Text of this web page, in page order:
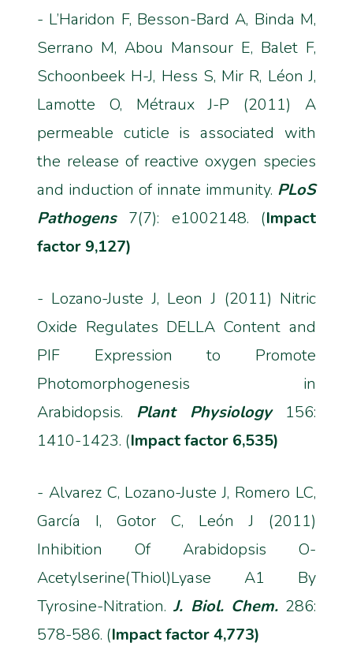
- L’Haridon F, Besson-Bard A, Binda M,
Serrano M, Abou Mansour E, Balet F,
Schoonbeek H-J, Hess S, Mir R, Léon J,
Lamotte O, Métraux J-P (2011) A
permeable cuticle is associated with
the release of reactive oxygen species
and induction of innate immunity. PLoS
Pathogens7(7): e1002148. (Impact
factor 9,127)
- Lozano-Juste J, Leon J (2011) Nitric
Oxide Regulates DELLA Content and
PIF Expression to Promote
Photomorphogenesis in
Arabidopsis. Plant Physiology156:
1410-1423. (Impact factor 6,535)
- Alvarez C, Lozano-Juste J, Romero LC,
García I, Gotor C, León J (2011)
Inhibition Of Arabidopsis O-
Acetylserine(Thiol)Lyase A1 By
Tyrosine-Nitration.J. Biol. Chem.286:
578-586. (Impact factor 4,773)